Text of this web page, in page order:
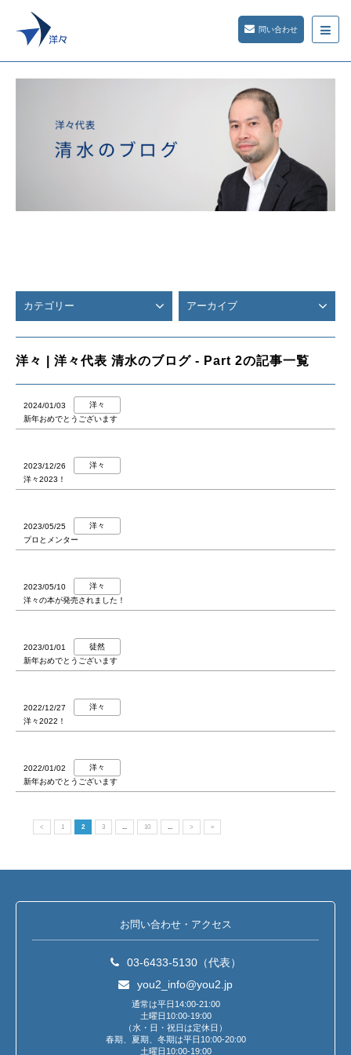
問い合わせ
カテゴリー アーカイブ
洋々 | 洋々代表 清水のブログ - Part 2の記事一覧
2024/01/03
洋々
新年おめでとうございます
2023/12/26
洋々
洋々2023！
2023/05/25
洋々
プロとメンター
2023/05/10
洋々
洋々の本が発売されました！
2023/01/01
徒然
新年おめでとうございます
2022/12/27
洋々
洋々2022！
2022/01/02
洋々
新年おめでとうございます
< 1 2 3 ... 10 ... > »
お問い合わせ・アクセス
03-6433-5130（代表）
you2_info@you2.jp
通常は平日14:00-21:00
土曜日10:00-19:00
（水・日・祝日は定休日）
春期、夏期、冬期は平日10:00-20:00
土曜日10:00-19:00